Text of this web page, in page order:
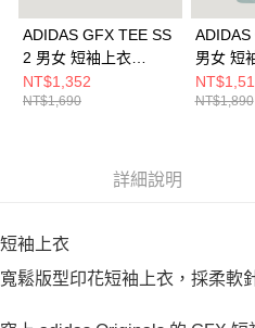
ADIDAS GFX TEE SS
2 男女 短袖上衣
KY5740
NT$1,352
NT$1,690
ADIDAS
男女 短
NT$1,890
詳細說明
短袖上衣
寬鬆版型印花短袖上衣，採柔軟